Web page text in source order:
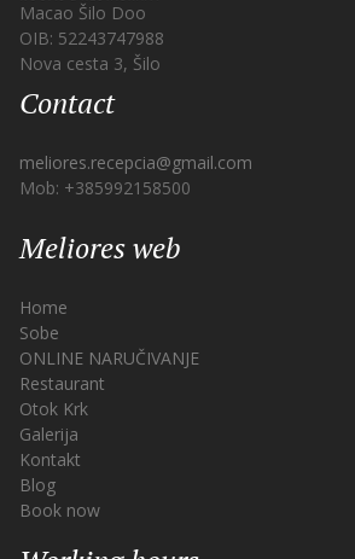
Macao Šilo Doo
OIB: 52243747988
Nova cesta 3, Šilo
Contact
meliores.recepcia@gmail.com
Mob: +385992158500
Meliores web
Home
Sobe
ONLINE NARUČIVANJE
Restaurant
Otok Krk
Galerija
Kontakt
Blog
Book now